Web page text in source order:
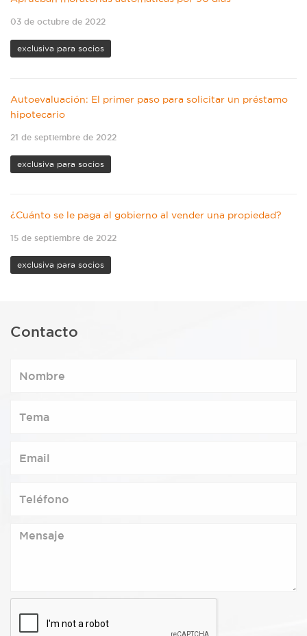
03 de octubre de 2022
exclusiva para socios
Autoevaluación: El primer paso para solicitar un préstamo
hipotecario
21 de septiembre de 2022
exclusiva para socios
¿Cuánto se le paga al gobierno al vender una propiedad?
15 de septiembre de 2022
exclusiva para socios
Contacto